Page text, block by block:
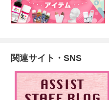
関連サイト・SNS